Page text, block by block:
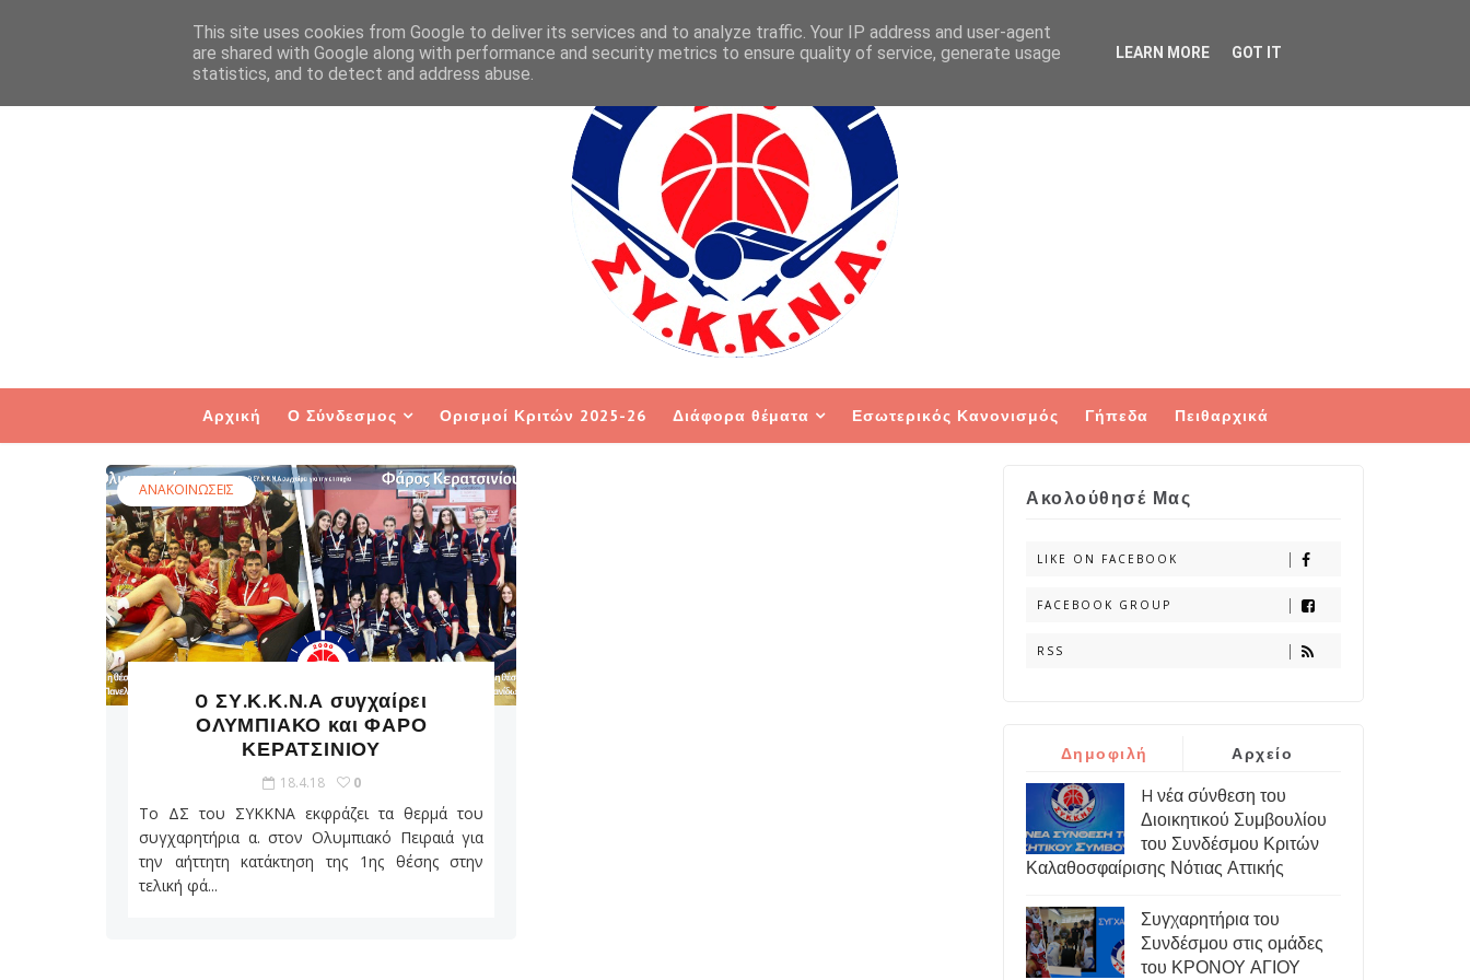
Αρχική Ο Σύνδεσμος Ορισμοί Κριτών 2025-26 Διάφορα θέματα Εσωτερικός Κανονισμός Γήπεδα Πειθαρχικά
ΑΝΑΚΟΙΝΩΣΕΙΣ
O ΣΥ.Κ.Κ.Ν.Α συγχαίρει
ΟΛΥΜΠΙΑΚΟ και ΦΑΡΟ
ΚΕΡΑΤΣΙΝΙΟΥ
18.4.18 0
Το ΔΣ του ΣΥΚΚΝΑ εκφράζει τα θερμά του
συγχαρητήρια α. στον Ολυμπιακό Πειραιά για
την αήττητη κατάκτηση της 1ης θέσης στην
τελική φά...
Ακολούθησέ Μας
LIKE ON FACEBOOK
FACEBOOK GROUP
RSS
Δημοφιλή Αρχείο
H νέα σύνθεση του
Διοικητικού Συμβουλίου
του Συνδέσμου Κριτών
Καλαθοσφαίρισης Νότιας Αττικής
Συγχαρητήρια του
Συνδέσμου στις ομάδες
του ΚΡΟΝΟΥ ΑΓΙΟΥ
This site uses cookies from Google to deliver its services and to analyze traffic. Your IP address and user-agent
are shared with Google along with performance and security metrics to ensure quality of service, generate usage
statistics, and to detect and address abuse.
LEARN MORE GOT IT